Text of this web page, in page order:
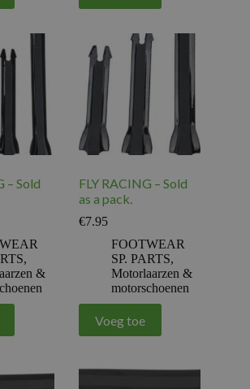
– Sold
,
&
FLY RACING – Sold
as a pack.
€7.95
FOOTWEAR
SP. PARTS,
Motorlaarzen &
motorschoenen
Voeg toe